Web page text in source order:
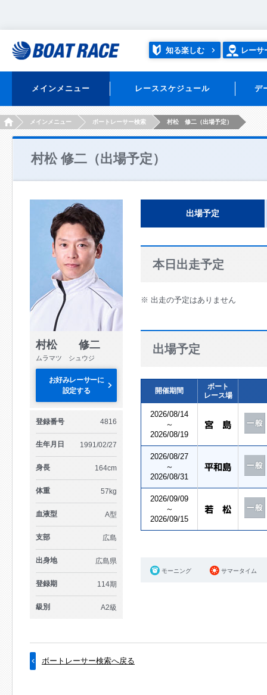
知る楽しむ レーサ
メインメニュー レーススケジュール デ
HOMEメインメニュー ボートレーサー検索 村松 修二（出場予定）
村松 修二（出場予定）
村松 修二
ムラマツ シュウジ
お好みレーサーに
設定する
登録番号 4816
生年月日 1991/02/27
身長 164cm
体重 57kg
血液型 A型
支部 広島
出身地 広島県
登録期 114期
級別 A2級
出場予定
本日出走予定
※ 出走の予定はありません
出場予定
開催期間
ボート
レース場
2026/08/14
～
2026/08/19
2026/08/27
～
2026/08/31
2026/09/09
～
2026/09/15
モーニング サマータイム
ボートレーサー検索へ戻る